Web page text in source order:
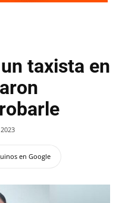
taxista en
en Google